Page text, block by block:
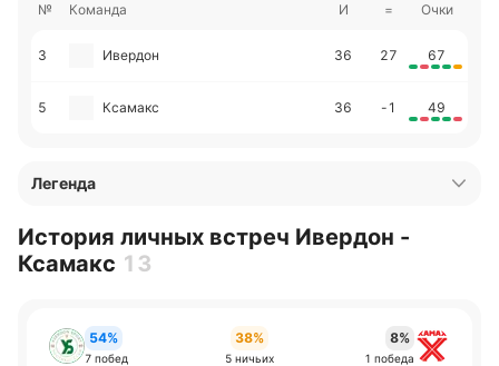
№ Команда И = Очки
3 Ивердон 36 27 67
5 Ксамакс 36 -1 49
Легенда
История личных встреч Ивердон -
Ксамакс 13
54%
7 побед
38%
5 ничьих
8%
1 победа